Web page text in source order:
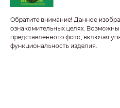
Обратите внимание! Данное
ознакомительных целях.
представленного фото, включая
функциональность изделия.